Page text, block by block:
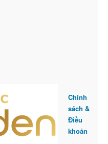
Chính
sách &
Điều
khoản